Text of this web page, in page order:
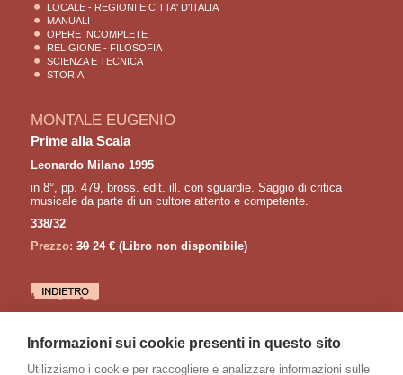
LOCALE - REGIONI E CITTA' D'ITALIA
MANUALI
OPERE INCOMPLETE
RELIGIONE - FILOSOFIA
SCIENZA E TECNICA
STORIA
MONTALE EUGENIO
Prime alla Scala
Leonardo Milano 1995
in 8°, pp. 479, bross. edit. ill. con sguardie. Saggio di critica
musicale da parte di un cultore attento e competente.
338/32
Prezzo: 3024 € (Libro non disponibile)
CAPORALE P. - EUSEBI M. (a cura di)
Informazioni sui cookie presenti in questo sito
Utilizziamo i cookie per raccogliere e analizzare informazioni sulle